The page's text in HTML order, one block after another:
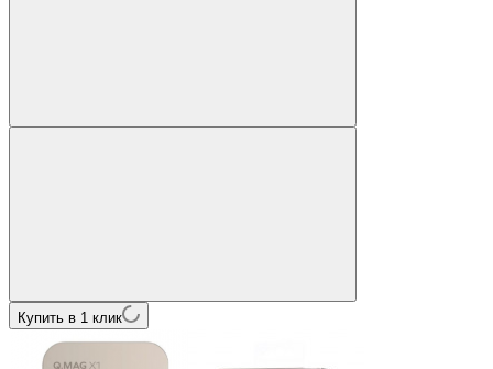
Купить в 1 клик